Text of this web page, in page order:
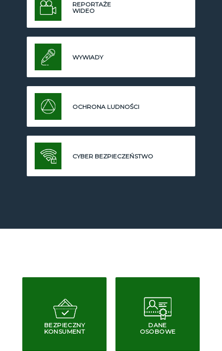
REPORTAŻE
WIDEO
WYWIADY
OCHRONA LUDNOŚCI
CYBER BEZPIECZEŃSTWO
BEZPIECZNY
KONSUMENT
DANE
OSOBOWE